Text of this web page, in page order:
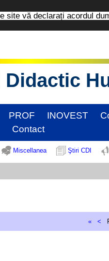
site vă declarați acordul
PROF INOVEST
Contact
Miscellanea Ştiri CDI
« <